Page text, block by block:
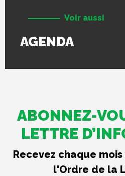
Voir aussi
AGENDA
ABONNEZ-
LETTRE
Recevez chaque
l'Ordre de la